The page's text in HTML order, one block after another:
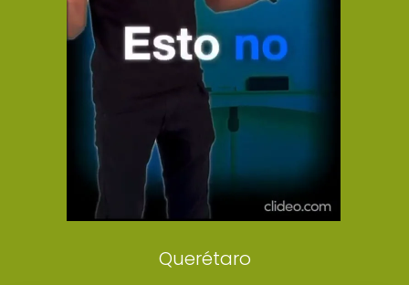
De 10 sports
DeDinero
Confabulario
Aviso Oportuno
Consultas
Querétaro